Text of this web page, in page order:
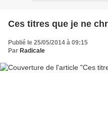
Ces titres que je ne
Publié le 25/05/2014 à 09:15
Par Radicale